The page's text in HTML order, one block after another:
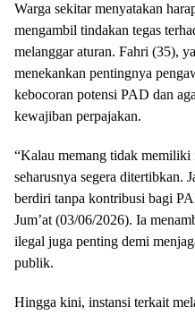
Warga sekitar menyatakan
mengambil tindakan tegas
melanggar aturan. Fahri (35),
menekankan pentingnya
kebocoran potensi PAD dan
kewajiban perpajakan.
“Kalau memang tidak
seharusnya segera ditertibkan.
berdiri tanpa kontribusi bagi
Jum’at (03/06/2026). Ia
ilegal juga penting demi
publik.
Hingga kini, instansi terkait